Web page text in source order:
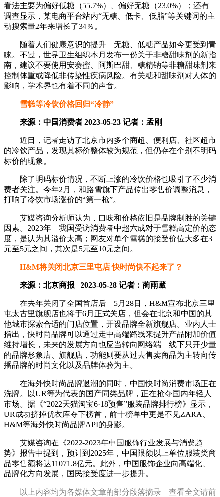
看法主要为偏好低糖（55.7%）、偏好无糖（23.0%）；还有
调查显示，某电商平台站内“无糖、低卡、低脂”等关键词的主
动搜索量2年来增长了34％。
随着人们健康意识的提升，无糖、低糖产品如今更受到青
睐。不过，世界卫生组织本月发布一份关于非糖甜味剂的新指
南，建议不要使用安赛蜜、阿斯巴甜、糖精钠等非糖甜味剂来
控制体重或降低非传染性疾病风险。有关糖和甜味剂对人体的
影响，学术界也有着不同的声音。
雪糕等冷饮价格回归“冷静”
来源：中国消费者 2023-05-23 记者：孟刚
近日，记者走访了北京市内多个商超、便利店、社区超市
的冷饮产品，发现其标价整体较为规范，但仍存在个别不明码
标价的现象。
除了明码标价情况，不断上涨的冷饮价格也吸引了不少消
费者关注。今年2月，和路雪旗下产品传出零售价调整消息，
打响了冷饮市场涨价的“第一枪”。
艾媒咨询分析师认为，口味和价格依旧是品牌制胜的关键
因素。2023年，我国受访消费者中超六成对于雪糕高定价的态
度，是认为其溢价太高；网友对单个雪糕的接受价位大多在3
元至5元之间，其次是5元至10元之间。
H&M将关闭北京三里屯店 快时尚快不起来了？
来源：北京商报 2023-05-28 记者：蔺雨葳
在去年关闭了全国首店后，5月28日，H&M宣布北京三里
屯太古里旗舰店也将于6月正式关店，但会在北京和中国的其
他城市探索合适的门店位置，开设品牌全新旗舰店。业内人士
指出，快时尚品牌可以通过走中高端路线来提升产品附加价值
维持增长，未来的发展方向也应当转向网络端，线下只开少量
的品牌形象店、旗舰店，功能则要从过去售卖商品为主转向传
播品牌的时尚文化以及品牌体验为主。
在海外快时尚品牌退潮的同时，中国快时尚消费市场正在
洗牌。以UR等为代表的国产同类品牌，正在抢夺国内年轻人
市场。据《“2022天猫淘宝6·18预售”服装品牌排行榜》显示，
UR成功挤掉优衣库夺下榜首，前十榜单中更是不见ZARA、
H&M等海外快时尚品牌API的身影。
艾媒咨询在《2022-2023年中国服饰行业发展与消费趋
势》报告中提到，预计到2025年，中国限额以上单位服装类商
品零售额将达11071.8亿元。此外，中国服饰企业向高端化、
品牌化方向发展，国民接受度进一步提升。
以上内容均为各媒体文章的部分段落摘录，查看全文请前